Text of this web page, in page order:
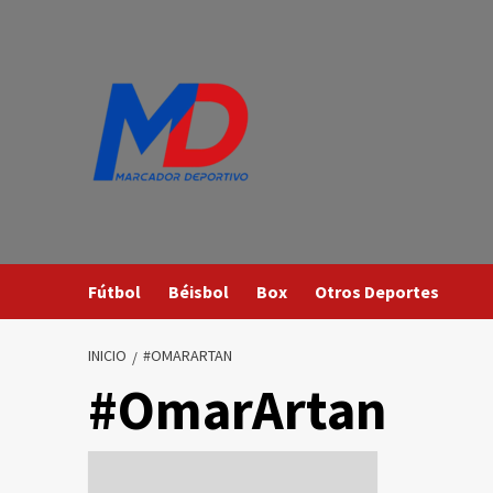
Fútbol Béisbol Box Otros Deportes
INICIO #OMARARTAN
#OmarArtan